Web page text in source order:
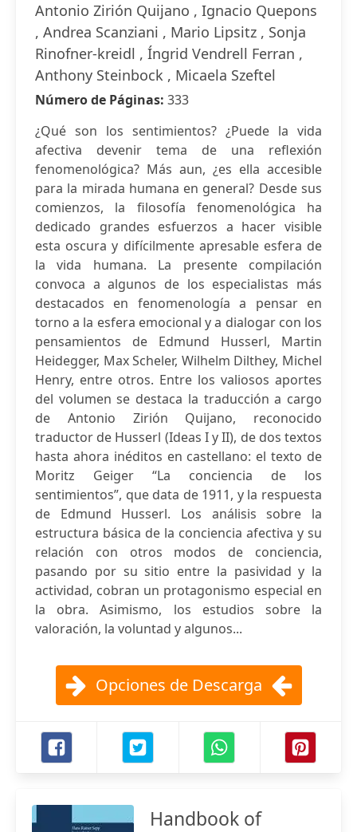
Antonio Zirión Quijano , Ignacio Quepons
, Andrea Scanziani , Mario Lipsitz , Sonja
Rinofner-kreidl , Íngrid Vendrell Ferran ,
Anthony Steinbock , Micaela Szeftel
Número de Páginas: 333
¿Qué son los sentimientos? ¿Puede la vida
afectiva devenir tema de una reflexión
fenomenológica? Más aun, ¿es ella accesible
para la mirada humana en general? Desde sus
comienzos, la filosofía fenomenológica ha
dedicado grandes esfuerzos a hacer visible
esta oscura y difícilmente apresable esfera de
la vida humana. La presente compilación
convoca a algunos de los especialistas más
destacados en fenomenología a pensar en
torno a la esfera emocional y a dialogar con los
pensamientos de Edmund Husserl, Martin
Heidegger, Max Scheler, Wilhelm Dilthey, Michel
Henry, entre otros. Entre los valiosos aportes
del volumen se destaca la traducción a cargo
de Antonio Zirión Quijano, reconocido
traductor de Husserl (Ideas I y II), de dos textos
hasta ahora inéditos en castellano: el texto de
Moritz Geiger “La conciencia de los
sentimientos”, que data de 1911, y la respuesta
de Edmund Husserl. Los análisis sobre la
estructura básica de la conciencia afectiva y su
relación con otros modos de conciencia,
pasando por su sitio entre la pasividad y la
actividad, cobran un protagonismo especial en
la obra. Asimismo, los estudios sobre la
valoración, la voluntad y algunos...
Opciones de Descarga
Handbook of